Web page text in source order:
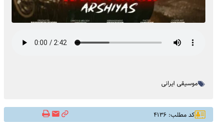
موسیقی ایرانی
کد مطلب: ۴۱۳۶